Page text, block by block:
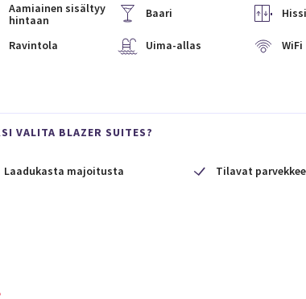
Aamiainen sisältyy
hintaan
Baari Hissi
Ravintola Uima-allas WiFi
VALITA BLAZER SUITES?
Laadukasta majoitusta Tilavat